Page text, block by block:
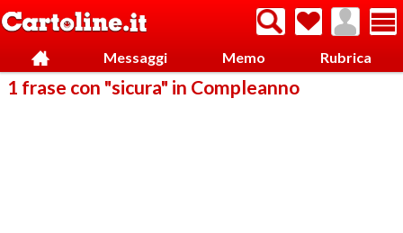
Messaggi Memo Rubrica
1 frase con "sicura" in Compleanno